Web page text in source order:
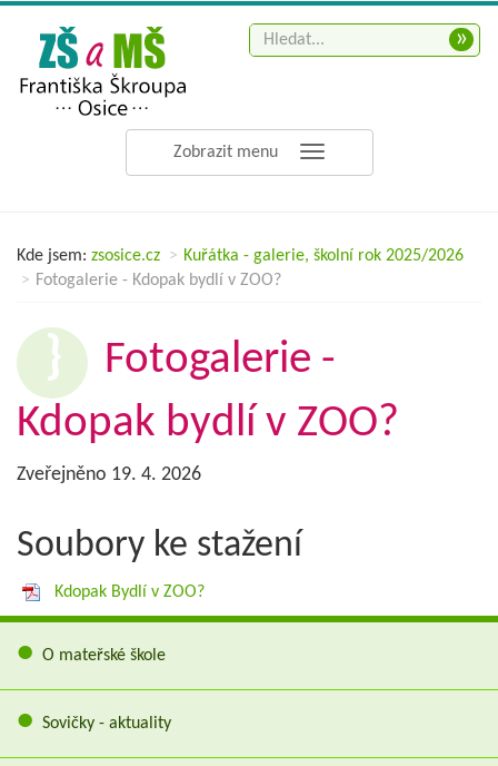
Zobrazit menu
»
Kde jsem: zsosice.cz
Kuřátka - galerie, školní rok 2025/2026
Fotogalerie - Kdopak bydlí v ZOO?
Fotogalerie -
Kdopak bydlí v ZOO?
Zveřejněno 19. 4. 2026
Soubory ke stažení
Kdopak Bydlí v ZOO?
O mateřské škole
Sovičky - aktuality